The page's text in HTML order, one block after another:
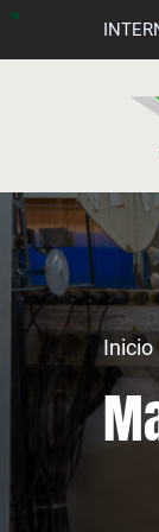
Inicio